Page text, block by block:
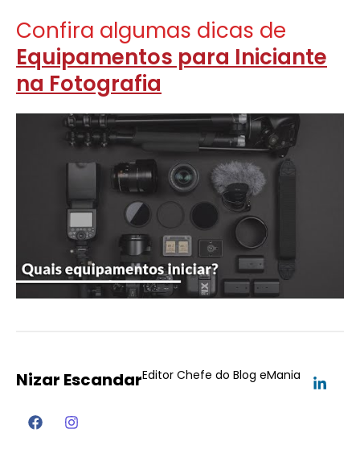
Confira algumas dicas de
Equipamentos para Iniciante
na Fotografia
Nizar EscandarEditor Chefe do Blog eMania